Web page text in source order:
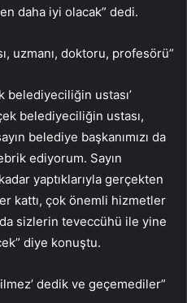
daha iyi olacak” dedi.
uzmanı, doktoru, profesörü”
belediyeciliğin ustası’
belediyeciliğin ustası,
belediye başkanımızı da
ediyorum. Sayın
yaptıklarıyla gerçekten
kattı, çok önemli hizmetler
sizlerin teveccühü ile yine
diye konuştu.
dedik ve geçemediler”